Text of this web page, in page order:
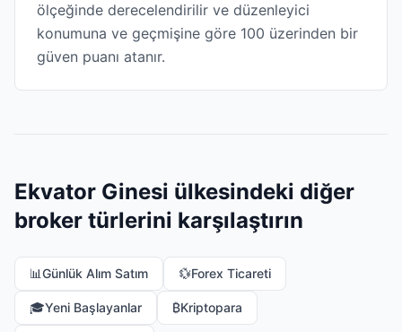
ölçeğinde derecelendirilir ve düzenleyici
konumuna ve geçmişine göre 100 üzerinden bir
güven puanı atanır.
Ekvator Ginesi ülkesindeki diğer
broker türlerini karşılaştırın
📊Günlük Alım Satım 💱Forex Ticareti
🎓Yeni Başlayanlar ₿Kriptopara